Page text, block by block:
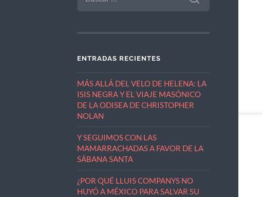
ENTRADAS RECIENTES
MÁS ALLÁ DEL VELO DE HELENA: LA
ISIS NEGRA Y EL VIAJE MASÓNICO
DE LA ODISEA DE CHRISTOPHER
NOLAN
Y SEGUIMOS CON LAS
MAMARRACHADAS A FAVOR DE LA
SÁBANA SANTA
¿POR QUÉ LLUIS COMPANYS NO
HUYÓ A MÉXICO PARA SALVAR SU